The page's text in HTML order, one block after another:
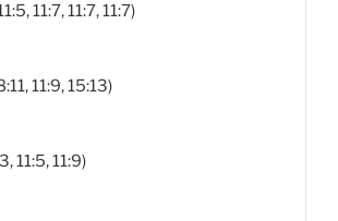
11:7, 11:7, 11:7)
11:9, 15:13)
11:5, 11:9)